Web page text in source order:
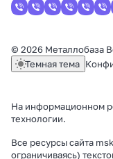
© 2026 Металлобаза
Темная тема
На информационном
технологии.
Все ресурсы сайта
ограничиваясь)